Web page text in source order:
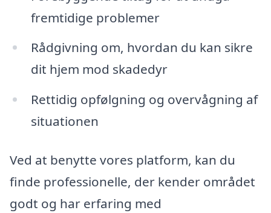
fremtidige problemer
Rådgivning om, hvordan du kan sikre
dit hjem mod skadedyr
Rettidig opfølgning og overvågning af
situationen
Ved at benytte vores platform, kan du
finde professionelle, der kender området
godt og har erfaring med